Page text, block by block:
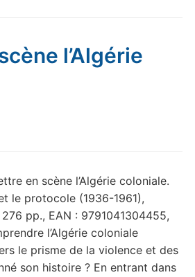
l’Algérie
en scène l’Algérie coloniale.
le protocole (1936-1961),
276 pp., EAN : 9791041304455,
l’Algérie coloniale
le prisme de la violence et des
son histoire ? En entrant dans